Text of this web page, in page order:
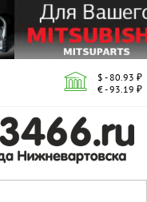
$ - 80.93 ₽
€ - 93.19 ₽